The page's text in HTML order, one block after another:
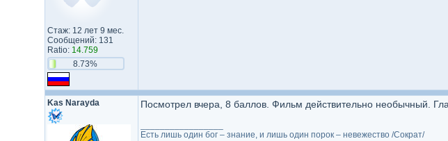
Стаж: 12 лет 9 мес.
Сообщений: 131
Ratio: 14.759
8.73%
Kas Narayda Посмотрел вчера, 8 баллов. Фильм действительно необычный.
Есть лишь один бог – знание, и лишь один порок – невежество /Сократ/